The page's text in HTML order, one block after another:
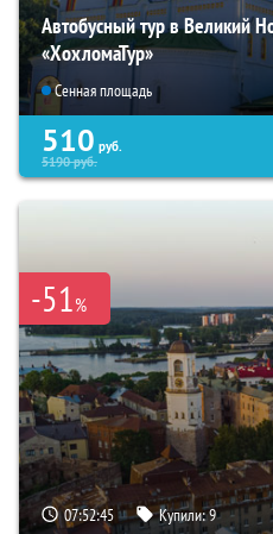
Автобусный тур в Великий
«ХохломаТур»
Сенная площадь
510 руб.
5190руб.
-51%
07:52:44 Купили:9